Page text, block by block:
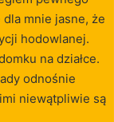
mnie jasne, że
hodowlanej.
na działce.
odnośnie
niewątpliwie są